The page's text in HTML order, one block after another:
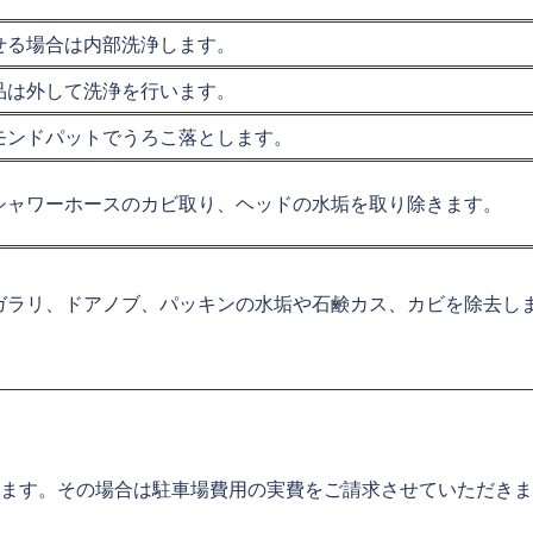
場合は内部洗浄します。
外して洗浄を行います。
ドパットでうろこ落とします。
ワーホースのカビ取り、ヘッドの水垢を取り除きます。
ラリ、ドアノブ、パッキンの水垢や石鹸カス、カビを除去し
す。その場合は駐車場費用の実費をご請求させていただき